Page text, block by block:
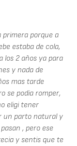
primera porque a
estaba de cola,
los 2 años ya para
y nada de
mas tarde
se podia romper,
eligi tener
un parto natural y
, pero ese
y sentis que te